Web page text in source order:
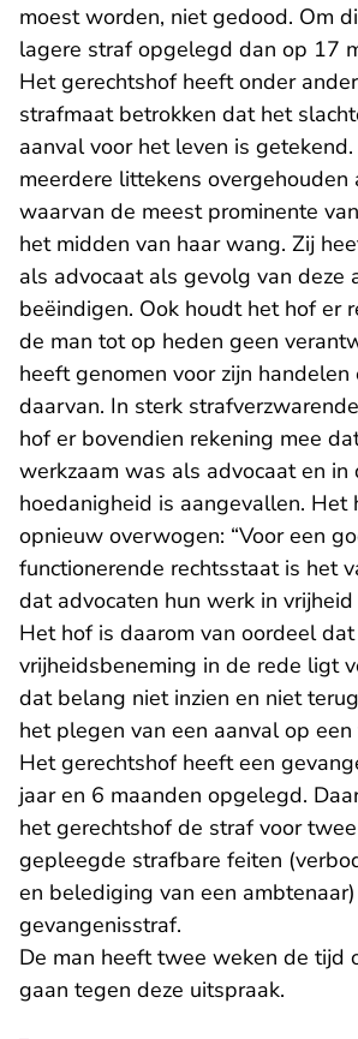
moest worden, niet gedood. Om
lagere straf opgelegd dan op 17
Het gerechtshof heeft onder
strafmaat betrokken dat het
aanval voor het leven is
meerdere littekens overgehouden
waarvan de meest prominente
het midden van haar wang. Zij
als advocaat als gevolg van deze
beëindigen. Ook houdt het hof er
de man tot op heden geen
heeft genomen voor zijn
daarvan. In sterk
hof er bovendien rekening mee
werkzaam was als advocaat en in
hoedanigheid is aangevallen. Het
opnieuw overwogen: “Voor een
functionerende rechtsstaat is het
dat advocaten hun werk in
Het hof is daarom van oordeel
vrijheidsbeneming in de rede ligt
dat belang niet inzien en niet
het plegen van een aanval op
Het gerechtshof heeft een
jaar en 6 maanden opgelegd.
het gerechtshof de straf voor
gepleegde strafbare feiten
en belediging van een
gevangenisstraf.
De man heeft twee weken de tijd
gaan tegen deze uitspraak.